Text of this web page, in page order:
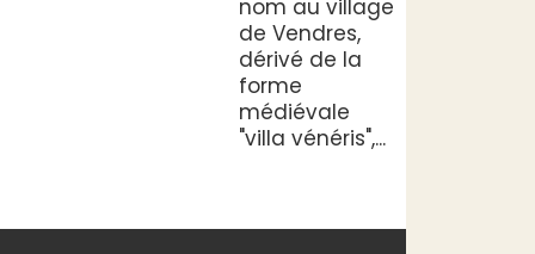
nom au village
de Vendres,
dérivé de la
forme
médiévale
"villa vénéris",...